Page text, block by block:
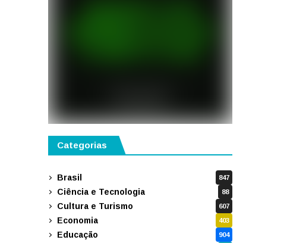
Categorias
Brasil 847
Ciência e Tecnologia 88
Cultura e Turismo 607
Economia 403
Educação 904